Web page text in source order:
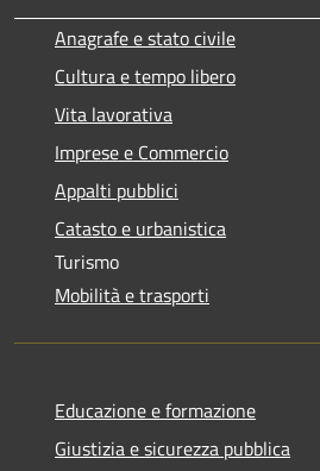
Anagrafe e stato civile
Cultura e tempo libero
Vita lavorativa
Imprese e Commercio
Appalti pubblici
Catasto e urbanistica
Turismo
Mobilità e trasporti
Educazione e formazione
Giustizia e sicurezza pubblica